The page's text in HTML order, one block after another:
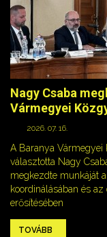
Nagy Csaba
Vármegyei
2026. 07. 16.
A Baranya Vármegyei
választotta Nagy
megkezdte munkáját
koordinálásában és
erősítésében
TOVÁBB